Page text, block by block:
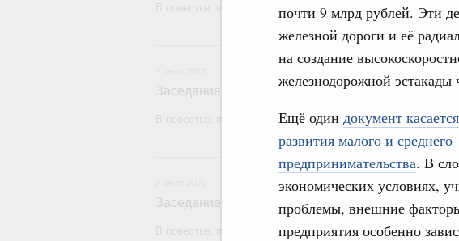
почти 9 млрд рублей. Эти
железной дороги и её
на создание
железнодорожной эстакады
Ещё один документ
развития малого и среднего
предпринимательства. В
экономических условиях,
проблемы, внешние
предприятия особенно
В повестке: проекты федеральных законов, бюджетные
9 июля, четверг
Заседание Правительства (2026 год, №23)
В повестке: проекты федеральных законов, бюджетные
2 июля, четверг
Заседание Правительства (2026 год, №22)
В повестке: проекты федеральных законов.